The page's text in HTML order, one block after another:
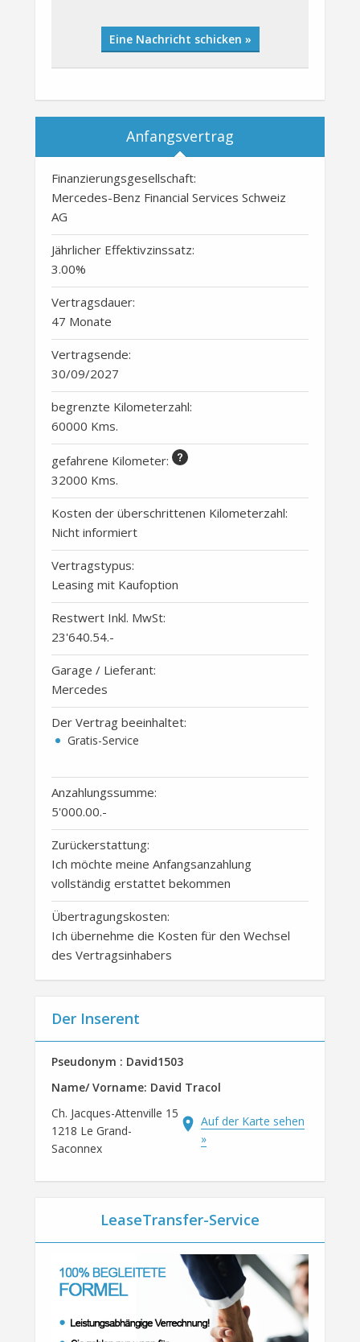
Eine Nachricht schicken »
Anfangsvertrag
Finanzierungsgesellschaft:
Mercedes-Benz Financial Services Schweiz
AG
Jährlicher Effektivzinssatz:
3.00%
Vertragsdauer:
47 Monate
Vertragsende:
30/09/2027
begrenzte Kilometerzahl:
60000 Kms.
gefahrene Kilometer:
32000 Kms.
Kosten der überschrittenen Kilometerzahl:
Nicht informiert
Vertragstypus:
Leasing mit Kaufoption
Restwert Inkl. MwSt:
23'640.54.-
Garage / Lieferant:
Mercedes
Der Vertrag beeinhaltet:
Gratis-Service
Anzahlungssumme:
5'000.00.-
Zurückerstattung:
Ich möchte meine Anfangsanzahlung
vollständig erstattet bekommen
Übertragungskosten:
Ich übernehme die Kosten für den Wechsel
des Vertragsinhabers
Der Inserent
Pseudonym : David1503
Name/ Vorname: David Tracol
Ch. Jacques-Attenville 15
1218 Le Grand-
Saconnex
Auf der Karte sehen
»
LeaseTransfer-Service